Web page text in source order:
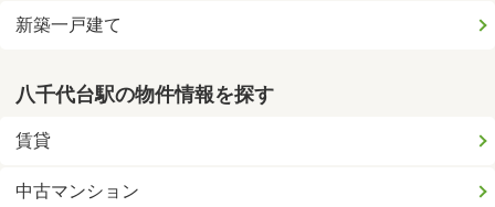
新築一戸建て
八千代台駅の物件情報を探す
賃貸
中古マンション